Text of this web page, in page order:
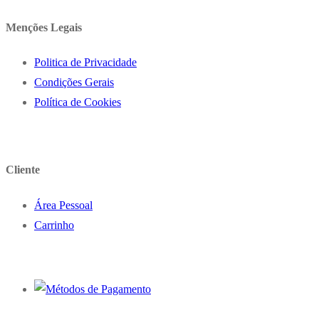
Menções Legais
Politica de Privacidade
Condições Gerais
Política de Cookies
Cliente
Área Pessoal
Carrinho